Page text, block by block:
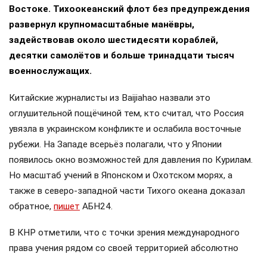
Востоке. Тихоокеанский флот без предупреждения
развернул крупномасштабные манёвры,
задействовав около шестидесяти кораблей,
десятки самолётов и больше тринадцати тысяч
военнослужащих.
Китайские журналисты из Baijiahao назвали это
оглушительной пощёчиной тем, кто считал, что Россия
увязла в украинском конфликте и ослабила восточные
рубежи. На Западе всерьёз полагали, что у Японии
появилось окно возможностей для давления по Курилам.
Но масштаб учений в Японском и Охотском морях, а
также в северо-западной части Тихого океана доказал
обратное, пишет АБН24.
В КНР отметили, что с точки зрения международного
права учения рядом со своей территорией абсолютно